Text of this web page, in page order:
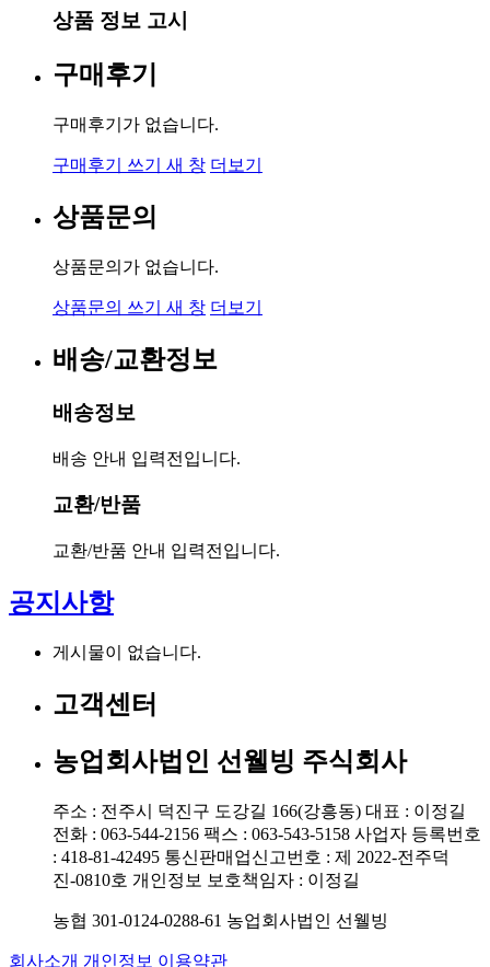
상품 정보 고시
구매후기
구매후기가 없습니다.
구매후기 쓰기 새 창 더보기
상품문의
상품문의가 없습니다.
상품문의 쓰기 새 창 더보기
배송/교환정보
배송정보
배송 안내 입력전입니다.
교환/반품
교환/반품 안내 입력전입니다.
공지 사항
게시물이 없습니다.
고객센터
농업회사법인 선웰빙 주식회사
주소 : 전주시 덕진구 도강길 166(강흥동) 대표 : 이정길
전화 : 063-544-2156 팩스 : 063-543-5158 사업자 등록번호
: 418-81-42495 통신판매업신고번호 : 제 2022-전주덕
진-0810호 개인정보 보호책임자 : 이정길
선
웰
농협 301-0124-0288-61 농업회사법인 선웰빙
회사소개 개인정보 이용약관